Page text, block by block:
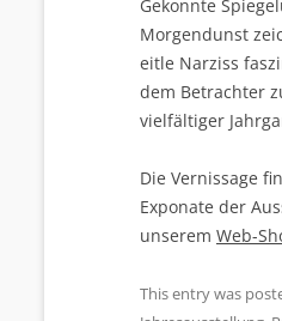
Gekonnte
Morgendunst
eitle Narziss
dem Betrachter
vielfältiger
Die Vernissage
Exponate der
unserem Web-
This entry was